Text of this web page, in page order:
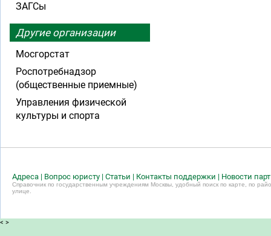
ЗАГСы
Другие организации
Мосгорстат
Роспотребнадзор
(общественные приемные)
Управления физической
культуры и спорта
Адреса | Вопрос юристу | Статьи | Контакты поддержки | Новости
Справочник по государственным учреждениям Москвы, удобный поиск по карте, по
улице.
< >